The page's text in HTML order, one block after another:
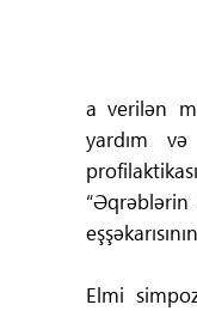
a verilən
yardım
“Əqrəblərin
Elmi
Tibbi maarifləndirmə
Mühüm hadisələr